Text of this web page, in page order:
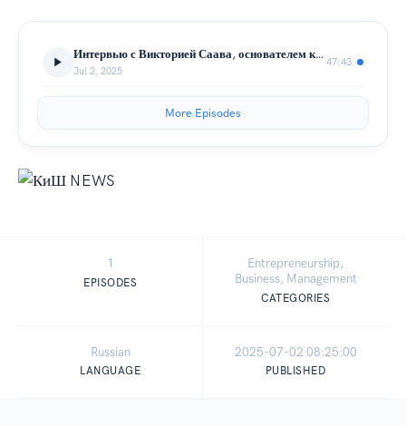
Интервью с Викторией Саава, основателем компании "Кашемир и Шелк"
Jul 2, 2025
47:43
More Episodes
1
EPISODES
Entrepreneurship,
Business, Management
CATEGORIES
Russian
LANGUAGE
2025-07-02 08:25:00
PUBLISHED